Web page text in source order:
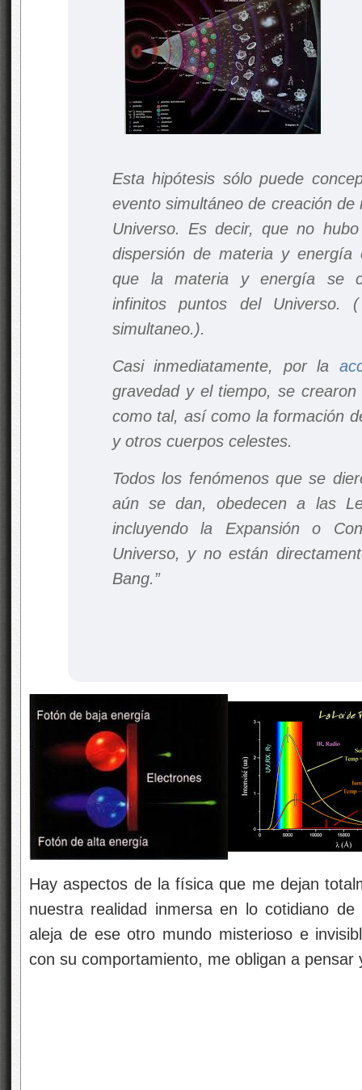
Esta hipótesis sólo puede
evento simultáneo de creación
Universo. Es decir, que no
dispersión de materia y energía
que la materia y energía se
infinitos puntos del Universo.
simultaneo.).
Casi inmediatamente, por la
gravedad y el tiempo, se
como tal, así como la formación
y otros cuerpos celestes.
Todos los fenómenos que se
aún se dan, obedecen a las
incluyendo la Expansión o
Universo, y no están
Bang.”
Hay aspectos de la física que me dejan
nuestra realidad inmersa en lo cotidiano
aleja de ese otro mundo misterioso e
con su comportamiento, me obligan a pensar